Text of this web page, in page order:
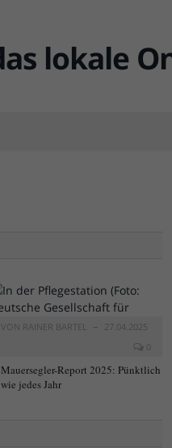
VON RAINER BARTEL
27.04.2025
0
Mauersegler-Report 2025: Pünktlich
wie jedes Jahr